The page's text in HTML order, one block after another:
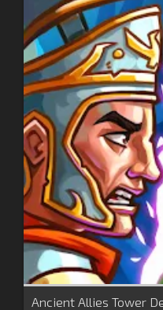
Ancient Allies Tower